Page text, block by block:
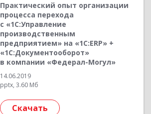
Практический опыт организации
процесса перехода
с «1С:Управление
производственным
предприятием» на «1С:ERP» +
«1С:Документооборот»
в компании «Федерал-Могул»
14.06.2019
pptx, 3.60 Мб
Скачать